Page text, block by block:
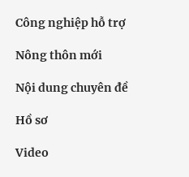
Công nghiệp hỗ trợ
Nông thôn mới
Nội dung chuyên đề
Hồ sơ
Video